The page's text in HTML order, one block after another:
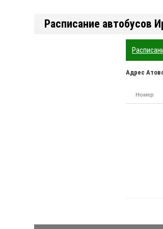
Расписание автобусов
Адрес
Номер
маршрута